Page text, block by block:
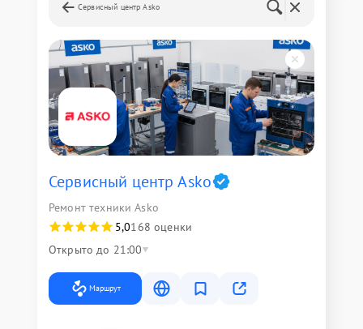
Сервисный центр Asko
Сервисный центр Asko
Ремонт техники Asko
5,0168 оценки
Открыто до 21:00
Маршрут